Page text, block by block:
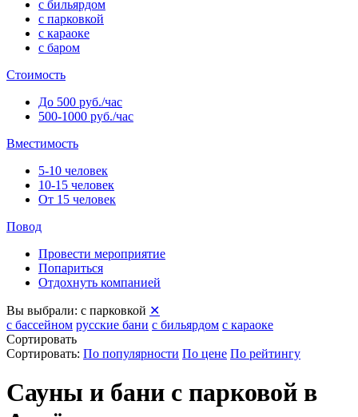
с бильярдом
с парковкой
с караоке
с баром
Стоимость
До 500 руб./час
500-1000 руб./час
Вместимость
5-10 человек
10-15 человек
От 15 человек
Повод
Провести мероприятие
Попариться
Отдохнуть компанией
Вы выбрали: с парковкой ✕
с бассейном русские бани с бильярдом с караоке
Сортировать
Сортировать: По популярности По цене По рейтингу
Сауны и бани с парковой в